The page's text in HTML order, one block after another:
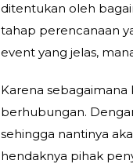
ditentukan oleh
tahap perencanaan
event yang jelas,
Karena
berhubungan.
sehingga nantinya
hendaknya pihak